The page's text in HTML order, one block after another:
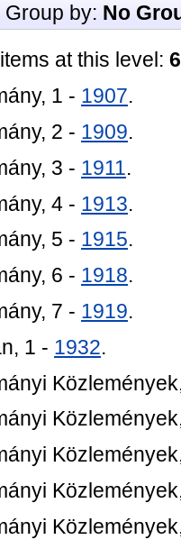
Group by: No
at this level:
1 - 1907.
2 - 1909.
3 - 1911.
4 - 1913.
5 - 1915.
6 - 1918.
7 - 1919.
1 - 1932.